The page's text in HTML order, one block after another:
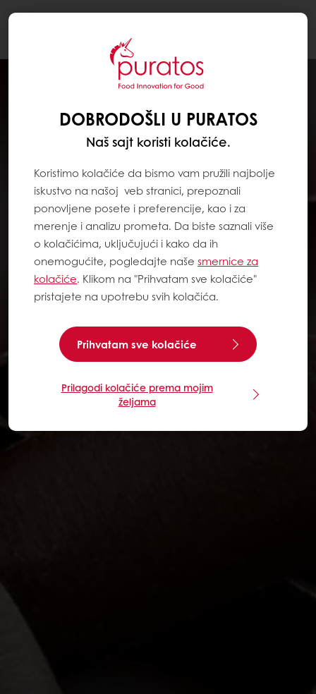
DOBRODOŠLI U PURATOS
Naš sajt koristi kolačiće.
Koristimo kolačiće da bismo vam pružili najbolje
iskustvo na našoj veb stranici, prepoznali
ponovljene posete i preferencije, kao i za
merenje i analizu prometa. Da biste saznali više
o kolačićima, uključujući i kako da ih
onemogućite, pogledajte naše smernice za
kolačiće. Klikom na "Prihvatam sve kolačiće"
pristajete na upotrebu svih kolačića.
Prihvatam sve kolačiće
Prilagodi kolačiće prema mojim
željama